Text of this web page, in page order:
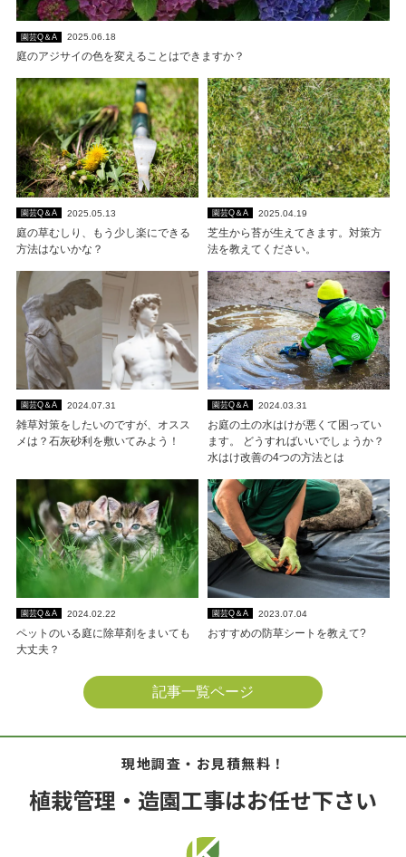
園芸Q＆A 2025.06.18
庭のアジサイの色を変えることはできますか？
園芸Q＆A 2025.05.13
庭の草むしり、もう少し楽にできる
方法はないかな？
園芸Q＆A 2025.04.19
芝生から苔が生えてきます。対策方
法を教えてください。
園芸Q＆A 2024.07.31
雑草対策をしたいのですが、オスス
メは？石灰砂利を敷いてみよう！
園芸Q＆A 2024.03.31
お庭の土の水はけが悪くて困ってい
ます。 どうすればいいでしょうか？
水はけ改善の4つの方法とは
園芸Q＆A 2024.02.22
ペットのいる庭に除草剤をまいても
大丈夫？
園芸Q＆A 2023.07.04
おすすめの防草シートを教えて?
記事一覧ページ
現地調査・お見積無料！
植栽管理・造園工事はお任せ下さい